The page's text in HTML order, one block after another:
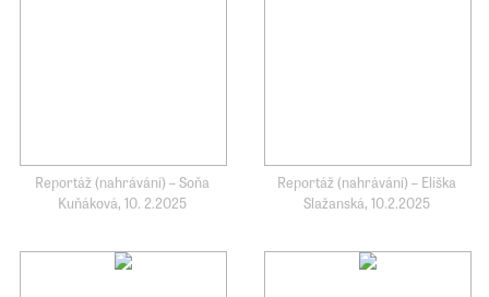
Reportáž (nahrávání) – Soňa
Kuňáková, 10. 2.2025
Reportáž (nahrávání) – Eliška
Slažanská, 10.2.2025